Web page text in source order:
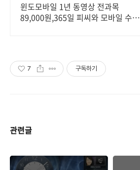
청&결제시 기프티콘!
윈도모바일 1년 동영상 전과목
89,000원,365일 피씨와 모바일 수강
7 구독하기
관련글